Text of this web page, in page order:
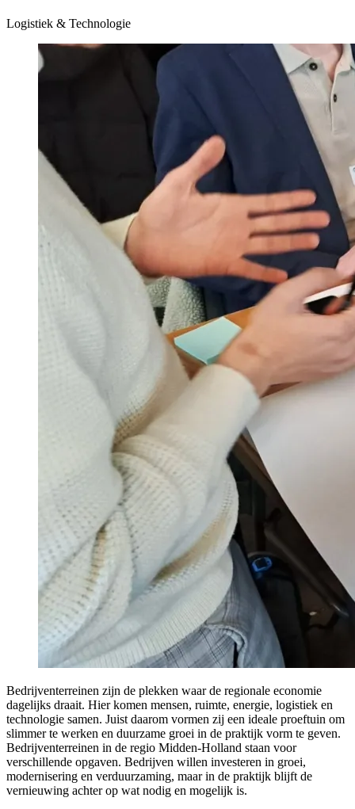
Logistiek & Technologie
Bedrijventerreinen zijn de plekken waar de regionale economie
dagelijks draait. Hier komen mensen, ruimte, energie, logistiek en
technologie samen. Juist daarom vormen zij een ideale proeftuin om
slimmer te werken en duurzame groei in de praktijk vorm te geven.
Bedrijventerreinen in de regio Midden-Holland staan voor
verschillende opgaven. Bedrijven willen investeren in groei,
modernisering en verduurzaming, maar in de praktijk blijft de
vernieuwing achter op wat nodig en mogelijk is.